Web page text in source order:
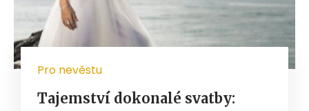
Pro nevěstu
Tajemství dokonalé svatby: